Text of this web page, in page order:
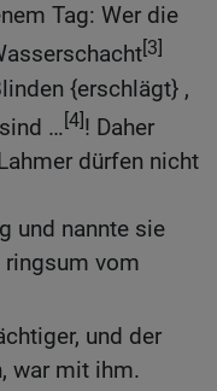
Tag: Wer die
[3]
{erschlägt} ,
…[4]! Daher
dürfen nicht
und nannte sie
ringsum vom
und der
war mit ihm.